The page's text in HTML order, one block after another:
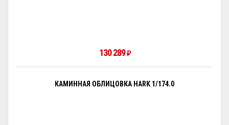
130 289₽
КАМИННАЯ ОБЛИЦОВКА HARK 1/174.0